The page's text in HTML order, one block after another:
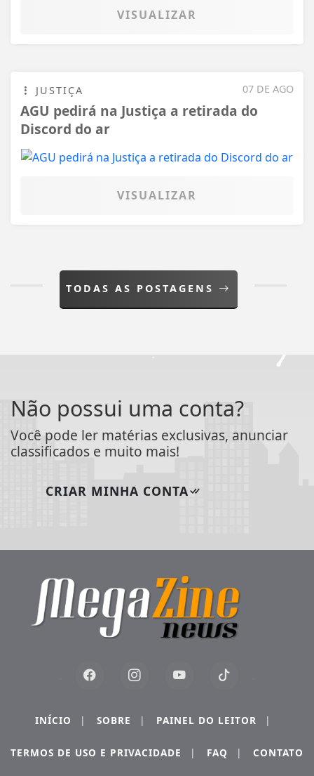
VISUALIZAR
07 DE AGO
JUSTIÇA
AGU pedirá na Justiça a retirada do
Discord do ar
VISUALIZAR
TODAS AS POSTAGENS
Não possui uma conta?
Você pode ler matérias exclusivas, anunciar
classificados e muito mais!
CRIAR MINHA CONTA
INÍCIO | SOBRE | PAINEL DO LEITOR |
TERMOS DE USO E PRIVACIDADE | FAQ | CONTATO